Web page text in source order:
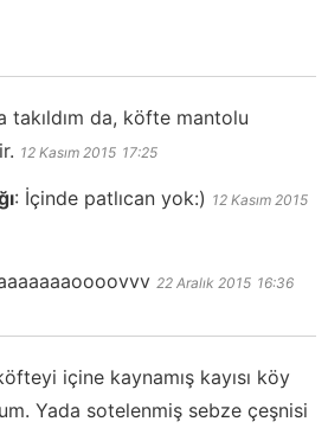
takıldım da, köfte mantolu
12 Kasım 2015 17:25
: İçinde patlıcan yok:) 12 Kasım 2015
22 Aralık 2015 16:36
içine kaynamış kayısı köy
Yada sotelenmiş sebze çeşnisi